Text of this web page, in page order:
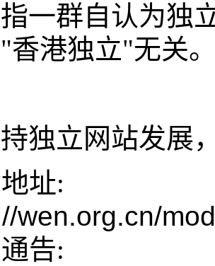
一群自认为独
香港独立"无关
独立网站发展
址:
wen.org.cn/
告: